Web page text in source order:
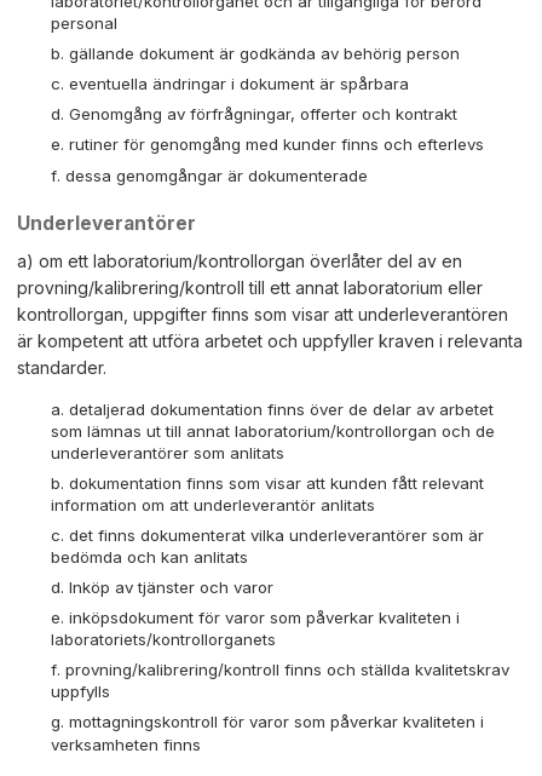
personal
gällande dokument är godkända av behörig person
eventuella ändringar i dokument är spårbara
Genomgång av förfrågningar, offerter och kontrakt
rutiner för genomgång med kunder finns och efterlevs
dessa genomgångar är dokumenterade
Underleverantörer
a) om ett laboratorium/kontrollorgan överlåter del av en
provning/kalibrering/kontroll till ett annat laboratorium eller
kontrollorgan, uppgifter finns som visar att underleverantören
är kompetent att utföra arbetet och uppfyller kraven i relevanta
standarder.
detaljerad dokumentation finns över de delar av arbetet
som lämnas ut till annat laboratorium/kontrollorgan och de
underleverantörer som anlitats
dokumentation finns som visar att kunden fått relevant
information om att underleverantör anlitats
det finns dokumenterat vilka underleverantörer som är
bedömda och kan anlitats
Inköp av tjänster och varor
inköpsdokument för varor som påverkar kvaliteten i
laboratoriets/kontrollorganets
provning/kalibrering/kontroll finns och ställda kvalitetskrav
uppfylls
mottagningskontroll för varor som påverkar kvaliteten i
verksamheten finns